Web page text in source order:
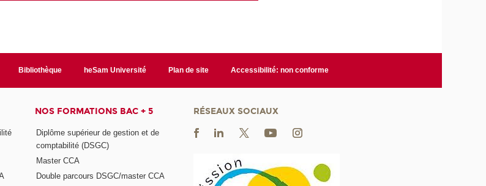
Bibliothèque heSam Université Plan de site Accessibilité: non conforme
NOS FORMATIONS BAC + 5
Diplôme supérieur de gestion et de
comptabilité (DSGC)
Master CCA
Double parcours DSGC/master CCA
RÉSEAUX SOCIAUX